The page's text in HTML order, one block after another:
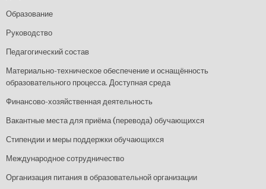
Образование
Руководство
Педагогический состав
Материально-техническое обеспечение и оснащённость
образовательного процесса. Доступная среда
Финансово-хозяйственная деятельность
Вакантные места для приёма (перевода) обучающихся
Стипендии и меры поддержки обучающихся
Международное сотрудничество
Организация питания в образовательной организации